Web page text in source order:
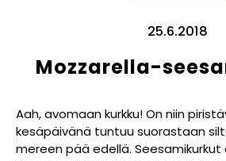
25.6.2018
Mozzarella-
Aah, avomaan kurkku! On niin
kesäpäivänä tuntuu suorastaan
mereen pää edellä.